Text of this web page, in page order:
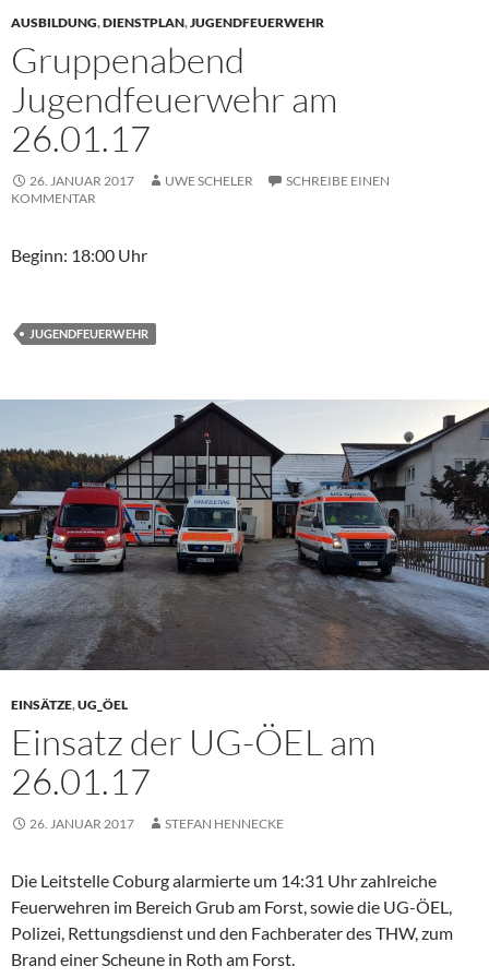
AUSBILDUNG,DIENSTPLAN,JUGENDFEUERWEHR
Gruppenabend
Jugendfeuerwehr am
26.01.17
26. JANUAR 2017 UWE SCHELER
SCHREIBE EINEN
KOMMENTAR
Beginn: 18:00 Uhr
JUGENDFEUERWEHR
EINSÄTZE,UG_ÖEL
Einsatz der UG-ÖEL am
26.01.17
26. JANUAR 2017 STEFAN HENNECKE
Die Leitstelle Coburg alarmierte um 14:31 Uhr zahlreiche
Feuerwehren im Bereich Grub am Forst, sowie die UG-ÖEL,
Polizei, Rettungsdienst und den Fachberater des THW, zum
Brand einer Scheune in Roth am Forst.